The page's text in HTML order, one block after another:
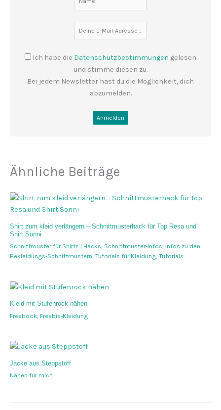
Ich habe die Datenschutzbestimmungen gelesen
und stimme diesen zu.
Bei jedem Newsletter hast du die Möglichkeit, dich
abzumelden.
Ähnliche Beiträge
Shirt zum kleid verlängern – Schnittmusterhack für Top Resa und
Shirt Sonni
Schnittmuster für Shirts | Hacks, Schnittmuster-Infos, Infos zu den
Bekleidungs-Schnittmustern, Tutorials für Kleidung, Tutorials
Kleid mit Stufenrock nähen
Freebook Freebie-Kleidung
Jacke aus Steppstoff
Nähen für mich